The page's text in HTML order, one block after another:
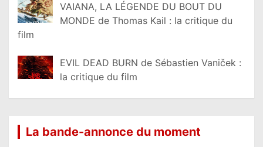
VAIANA, LA LÉGENDE DU BOUT DU
MONDE de Thomas Kail : la critique du
film
EVIL DEAD BURN de Sébastien Vaniček :
la critique du film
La bande-annonce du moment